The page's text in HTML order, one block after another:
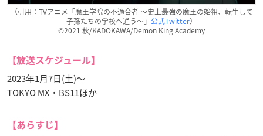
（引用：TVアニメ「魔王学院の不適合者 ～史上最強の魔王の始祖、転生して
子孫たちの学校へ通う～」 公式Twitter）
©2021 秋/KADOKAWA/Demon King Academy
【放送スケジュール】
2023年1月7日(土)〜
TOKYO MX・BS11ほか
【あらすじ】